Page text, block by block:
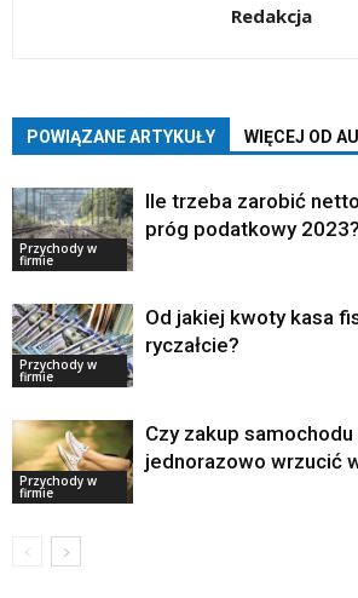
Redakcja
POWIĄZANE ARTYKUŁY WIĘCEJ OD
Przychody w
firmie
Ile trzeba zarobić
próg podatkowy 2023?
Przychody w
firmie
Od jakiej kwoty kasa
ryczałcie?
Przychody w
firmie
Czy zakup
jednorazowo wrzucić